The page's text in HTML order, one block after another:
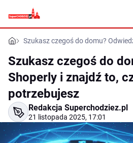
Szukasz czegoś do domu?
Szukasz czegoś do
Shoperly i znajdź to,
potrzebujesz
Redakcja Superchodziez.pl
21 listopada 2025, 17:01